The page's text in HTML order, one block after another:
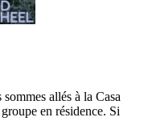
allés à la Casa
en résidence. Si